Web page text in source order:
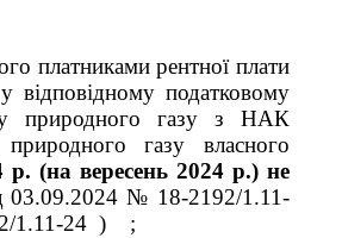
платниками рентної плати
відповідному податковому
природного газу з НАК
газу власного
р. (на вересень 2024 р.) не
03.09.2024 № 18-2192/1.11-
1.11-24 ) ;